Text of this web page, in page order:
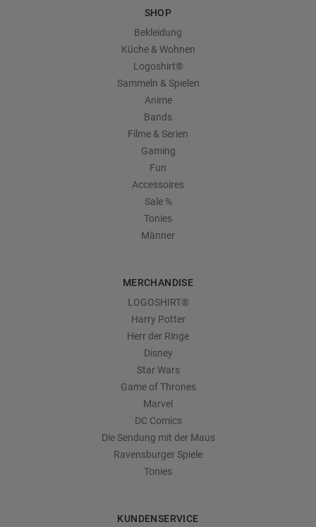
SHOP
Bekleidung
Küche & Wohnen
Logoshirt®
Sammeln & Spielen
Anime
Bands
Filme & Serien
Gaming
Fun
Accessoires
Sale %
Tonies
Männer
MERCHANDISE
LOGOSHIRT®
Harry Potter
Herr der Ringe
Disney
Star Wars
Game of Thrones
Marvel
DC Comics
Die Sendung mit der Maus
Ravensburger Spiele
Tonies
KUNDENSERVICE